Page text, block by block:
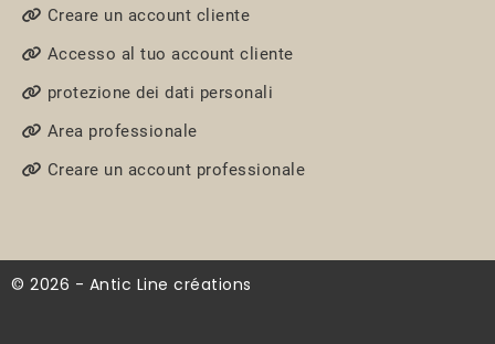
Creare un account cliente
Accesso al tuo account cliente
protezione dei dati personali
Area professionale
Creare un account professionale
© 2026 - Antic Line créations